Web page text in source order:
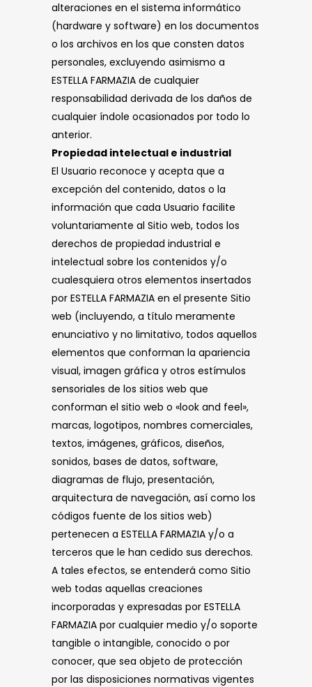
alteraciones en el sistema informático
(hardware y software) en los documentos
o los archivos en los que consten datos
personales, excluyendo asimismo a
ESTELLA FARMAZIA de cualquier
responsabilidad derivada de los daños de
cualquier índole ocasionados por todo lo
anterior.
Propiedad intelectual e industrial
El Usuario reconoce y acepta que a
excepción del contenido, datos o la
información que cada Usuario facilite
voluntariamente al Sitio web, todos los
derechos de propiedad industrial e
intelectual sobre los contenidos y/o
cualesquiera otros elementos insertados
por ESTELLA FARMAZIA en el presente Sitio
web (incluyendo, a título meramente
enunciativo y no limitativo, todos aquellos
elementos que conforman la apariencia
visual, imagen gráfica y otros estímulos
sensoriales de los sitios web que
conforman el sitio web o «look and feel»,
marcas, logotipos, nombres comerciales,
textos, imágenes, gráficos, diseños,
sonidos, bases de datos, software,
diagramas de flujo, presentación,
arquitectura de navegación, así como los
códigos fuente de los sitios web)
pertenecen a ESTELLA FARMAZIA y/o a
terceros que le han cedido sus derechos.
A tales efectos, se entenderá como Sitio
web todas aquellas creaciones
incorporadas y expresadas por ESTELLA
FARMAZIA por cualquier medio y/o soporte
tangible o intangible, conocido o por
conocer, que sea objeto de protección
por las disposiciones normativas vigentes